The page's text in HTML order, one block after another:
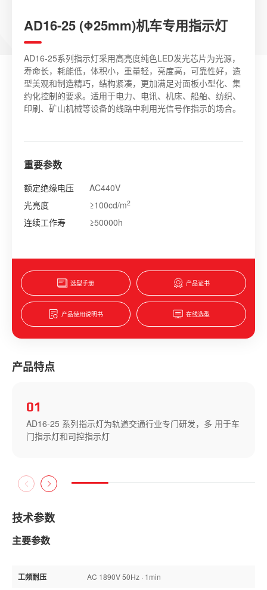
AD16-25 (Φ25mm)机车专用指示灯
AD16-25系列指示灯采用高亮度纯色LED发光芯片为光源，
寿命长，耗能低，体积小，重量轻，亮度高，可靠性好，造
型美观和制造精巧，结构紧凑，更加满足对面板小型化、集
约化控制的要求。适用于电力、电讯、机床、船舶、纺织、
印刷、矿山机械等设备的线路中利用光信号作指示的场合。
重要参数
额定绝缘电压
AC440V
光亮度
≥100cd/m2
连续工作寿 ≥50000h
选型手册 产品证书
产品使用说明书 在线选型
产品特点
02
光亮度≥100cd/m2
技术参数
主要参数
工频耐压 AC 1890V 50Hz · 1min